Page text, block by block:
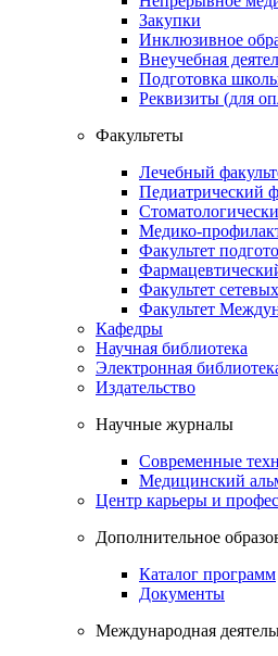
Закупки
Инклюзивное
Внеучебная
Подготовка
Реквизиты (для
Факультеты
Лечебный
Педиатрический
Медико-
Факультет
Факультет
Факультет
Кафедры
Научная библиотека
Электронная
Издательство
Научные журналы
Современные
Медицинский
Центр карьеры и
Дополнительное
Каталог программ
Документы
Международная